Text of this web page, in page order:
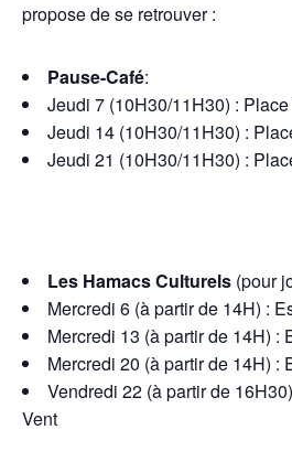
propose de se retrouver :
Pause-Café:
Jeudi 7 (10H30/11H30) :
Jeudi 14 (10H30/11H30) :
Jeudi 21 (10H30/11H30) :
Les Hamacs Culturels (pour
Mercredi 6 (à partir de 14H) :
Mercredi 13 (à partir de 14H) :
Mercredi 20 (à partir de 14H) :
Vendredi 22 (à partir de
Vent